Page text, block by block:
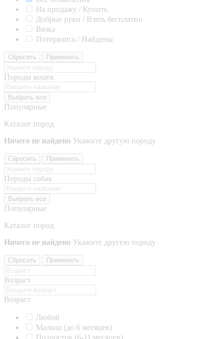
На продажу / Купить
Добрые руки / Взять бесплатно
Вязка
Потерялись / Найдены
Сбросить Применить
Породы кошек
Выбрать все
Популярные
Каталог пород
Ничего не найдено Укажите другую породу
Сбросить Применить
Породы собак
Выбрать все
Популярные
Каталог пород
Ничего не найдено Укажите другую породу
Сбросить Применить
Возраст
Возраст
Любой
Малыш (до 6 месяцев)
Подросток (6-11 месяцев)